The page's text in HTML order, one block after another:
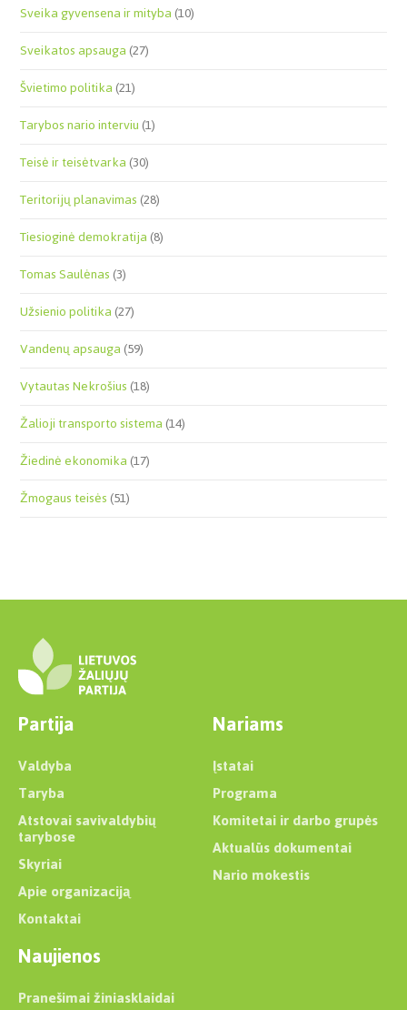
Sveika gyvensena ir mityba(10)
Sveikatos apsauga(27)
Švietimo politika(21)
Tarybos nario interviu(1)
Teisė ir teisėtvarka(30)
Teritorijų planavimas(28)
Tiesioginė demokratija(8)
Tomas Saulėnas(3)
Užsienio politika(27)
Vandenų apsauga(59)
Vytautas Nekrošius(18)
Žalioji transporto sistema(14)
Žiedinė ekonomika(17)
Žmogaus teisės(51)
Partija
Valdyba
Taryba
Atstovai savivaldybių
tarybose
Skyriai
Apie organizaciją
Kontaktai
Nariams
Įstatai
Programa
Komitetai ir darbo grupės
Aktualūs dokumentai
Nario mokestis
Naujienos
Pranešimai žiniasklaidai